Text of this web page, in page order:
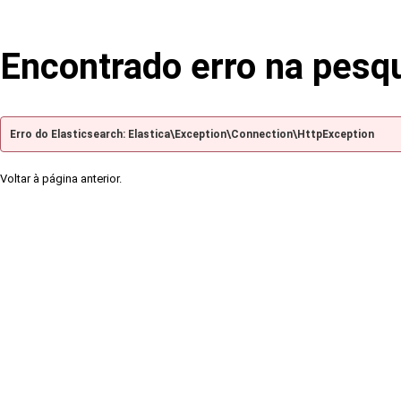
Encontrado erro na
Erro do Elasticsearch: Elastica\Exception\Connection\HttpException
Voltar à página anterior.